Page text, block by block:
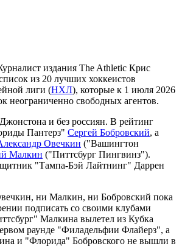
издания The Athletic Крис
из 20 лучших хоккеистов
лиги (НХЛ), которые к 1 июля 2026
неограниченно свободных агентов.
и без россиян. В рейтинг
Пантерз" Сергей Бобровский, а
Овечкин ("Вашингтон
Малкин ("Питтсбург Пингвинз").
"Тампа-Бэй Лайтнинг" Даррен
ни Малкин, ни Бобровский пока
подписать со своими клубами
Малкина вылетел из Кубка
раунде "Филадельфии Флайерз", а
и "Флорида" Бобровского не вышли в